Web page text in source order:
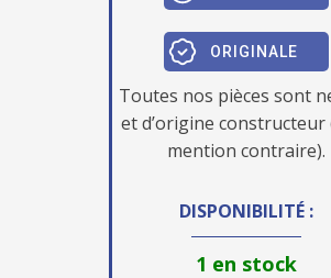
ORIGINALE
Toutes nos pièces sont
et d’origine constructeur
mention contraire).
DISPONIBILITÉ :
1 en stock